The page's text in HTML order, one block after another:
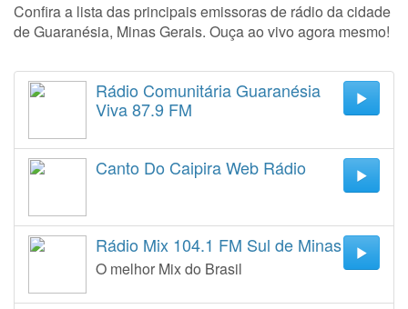
Confira a lista das principais emissoras de rádio da cidade
de Guaranésia, Minas Gerais. Ouça ao vivo agora mesmo!
Rádio Comunitária Guaranésia
Viva 87.9 FM
Canto Do Caipira Web Rádio
Rádio Mix 104.1 FM Sul de Minas
O melhor Mix do Brasil